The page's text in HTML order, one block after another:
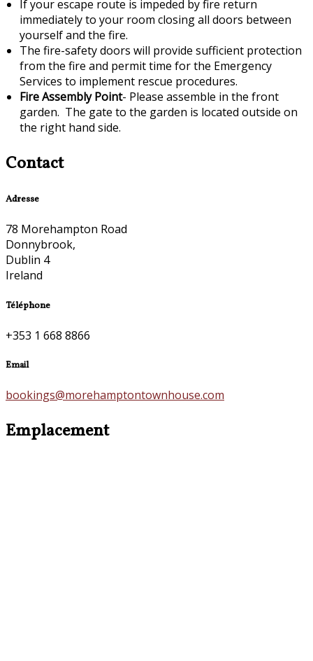
If your escape route is impeded by fire return
immediately to your room closing all doors between
yourself and the fire.
The fire-safety doors will provide sufficient protection
from the fire and permit time for the Emergency
Services to implement rescue procedures.
Fire Assembly Point- Please assemble in the front
garden. The gate to the garden is located outside on
the right hand side.
Contact
Adresse
78 Morehampton Road
Donnybrook,
Dublin 4
Ireland
Téléphone
+353 1 668 8866
Email
bookings@morehamptontownhouse.com
Emplacement